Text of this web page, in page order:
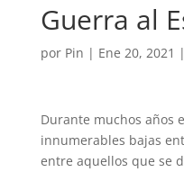
Guerra al
por Pin | Ene 20, 2021 |
Durante muchos años
innumerables bajas
entre aquellos que se